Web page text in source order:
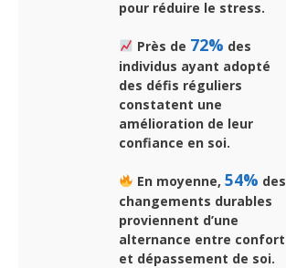
pour réduire le stress.
Près de 72% des
individus ayant adopté
des défis réguliers
constatent une
amélioration de leur
confiance en soi.
En moyenne, 54% des
changements durables
proviennent d’une
alternance entre confort
et dépassement de soi.